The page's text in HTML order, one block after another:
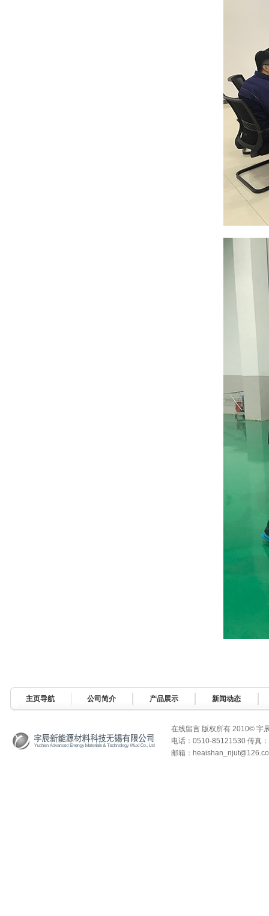
主页导航 公司简介 产品展示 新闻动态
在线留言 版权所有 2010© 宇
电话：0510-85121530 传真
邮箱：